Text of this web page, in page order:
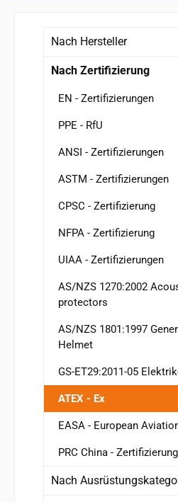
Nach Hersteller
Nach Zertifizierung
EN - Zertifizierungen
PPE - RfU
ANSI - Zertifizierungen
ASTM - Zertifizierungen
CPSC - Zertifizierung
NFPA - Zertifizierung
UIAA - Zertifizierungen
AS/NZS 1270:2002
protectors
AS/NZS 1801:1997
Helmet
GS-ET29:2011-05
ATEX - Ex
EASA - European
PRC China -
Nach